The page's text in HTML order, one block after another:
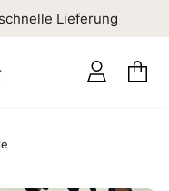
Lieferung